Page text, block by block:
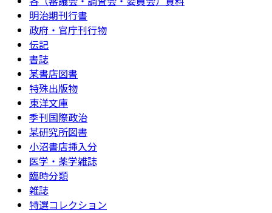
明治期刊行書
政府・官庁刊行物
伝記
書誌
某書店図書
特殊出版物
東洋文庫
季刊国際政治
某研究所図書
小沼書店挿入分
医学・薬学雑誌
臨時分類
雑誌
特選コレクション